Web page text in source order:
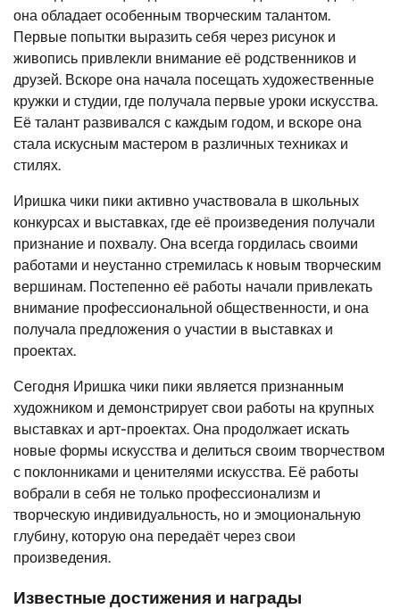
она обладает особенным творческим талантом.
Первые попытки выразить себя через рисунок и
живопись привлекли внимание её родственников и
друзей. Вскоре она начала посещать художественные
кружки и студии, где получала первые уроки искусства.
Её талант развивался с каждым годом, и вскоре она
стала искусным мастером в различных техниках и
стилях.
Иришка чики пики активно участвовала в школьных
конкурсах и выставках, где её произведения получали
признание и похвалу. Она всегда гордилась своими
работами и неустанно стремилась к новым творческим
вершинам. Постепенно её работы начали привлекать
внимание профессиональной общественности, и она
получала предложения о участии в выставках и
проектах.
Сегодня Иришка чики пики является признанным
художником и демонстрирует свои работы на крупных
выставках и арт-проектах. Она продолжает искать
новые формы искусства и делиться своим творчеством
с поклонниками и ценителями искусства. Её работы
вобрали в себя не только профессионализм и
творческую индивидуальность, но и эмоциональную
глубину, которую она передаёт через свои
произведения.
Известные достижения и награды